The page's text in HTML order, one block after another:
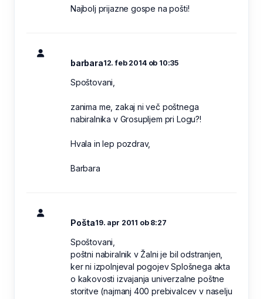
Najbolj prijazne gospe na pošti!
barbara12. feb 2014 ob 10:35
Spoštovani,
zanima me, zakaj ni več poštnega
nabiralnika v Grosupljem pri Logu?!
Hvala in lep pozdrav,
Barbara
Pošta19. apr 2011 ob 8:27
Spoštovani,
poštni nabiralnik v Žalni je bil odstranjen,
ker ni izpolnjeval pogojev Splošnega akta
o kakovosti izvajanja univerzalne poštne
storitve (najmanj 400 prebivalcev v naselju